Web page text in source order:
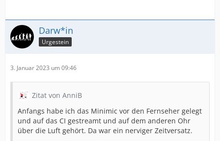
Darw*in
Urgestein
3. Januar 2023 um 09:46
Zitat von AnniB
Anfangs habe ich das Minimic vor den Fernseher gelegt
und auf das CI gestreamt und auf dem anderen Ohr
über die Luft gehört. Da war ein nerviger Zeitversatz.